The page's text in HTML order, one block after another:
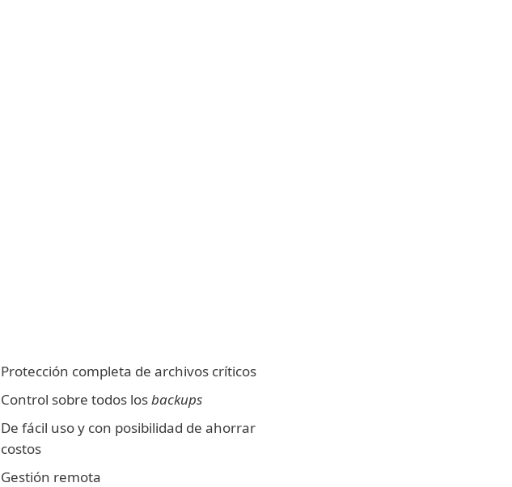
Protección completa de archivos críticos
Control sobre todos losbackups
De fácil uso y con posibilidad de ahorrar
costos
Gestión remota